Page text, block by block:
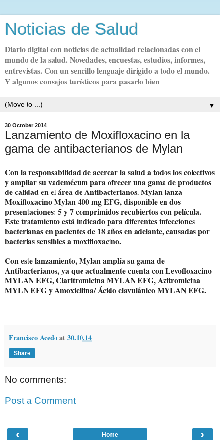
Noticias de Salud
Diario digital con noticias de actualidad relacionadas con el
mundo de la salud. Novedades, encuestas, estudios, informes,
entrevistas. Con un sencillo lenguaje dirigido a todo el mundo.
Y algunos consejos turísticos para pasarlo bien
▼
30 October 2014
Lanzamiento de Moxifloxacino en la
gama de antibacterianos de Mylan
Con la responsabilidad de acercar la salud a todos los colectivos
y ampliar su vademécum para ofrecer una gama de productos
de calidad en el área de Antibacterianos, Mylan lanza
Moxifloxacino Mylan 400 mg EFG, disponible en dos
presentaciones: 5 y 7 comprimidos recubiertos con película.
Este tratamiento está indicado para diferentes infecciones
bacterianas en pacientes de 18 años en adelante, causadas por
bacterias sensibles a moxifloxacino.
Con este lanzamiento, Mylan amplía su gama de
Antibacterianos, ya que actualmente cuenta con Levofloxacino
MYLAN EFG, Claritromicina MYLAN EFG, Azitromicina
MYLN EFG y Amoxicilina/ Ácido clavulánico MYLAN EFG.
Francisco Acedoat30.10.14
Share
No comments:
Post a Comment
‹ ›
Home